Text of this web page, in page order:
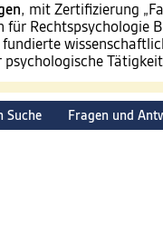
, mit Zertifizierung
für Rechtspsychologie
Suche Fragen und